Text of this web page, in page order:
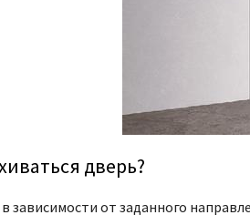
дверь?
зависимости от заданного